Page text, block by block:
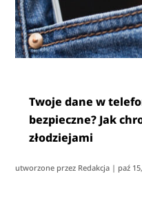
Twoje dane w
bezpieczne? Jak
złodziejami
utworzone przez Redakcja | paź